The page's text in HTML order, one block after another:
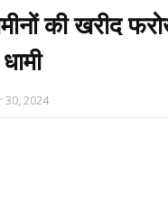
की खरीद
30, 2024